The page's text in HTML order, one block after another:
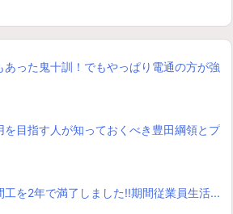
あった鬼十訓！でもやっぱり電通の方が強
を目指す人が知っておくべき豊田綱領とプ
工を2年で満了しました!!期間従業員生活...